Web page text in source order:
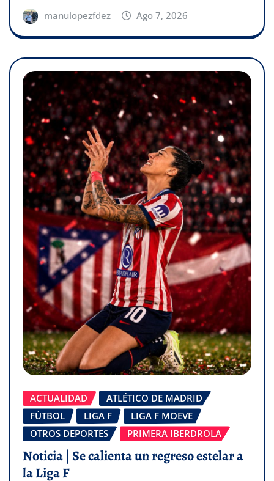
manulopezfdez Ago 7, 2026
ACTUALIDAD
ATLÉTICO DE MADRID
FÚTBOL
LIGA F
LIGA F MOEVE
OTROS DEPORTES
PRIMERA IBERDROLA
Noticia | Se calienta un regreso estelar a
la Liga F